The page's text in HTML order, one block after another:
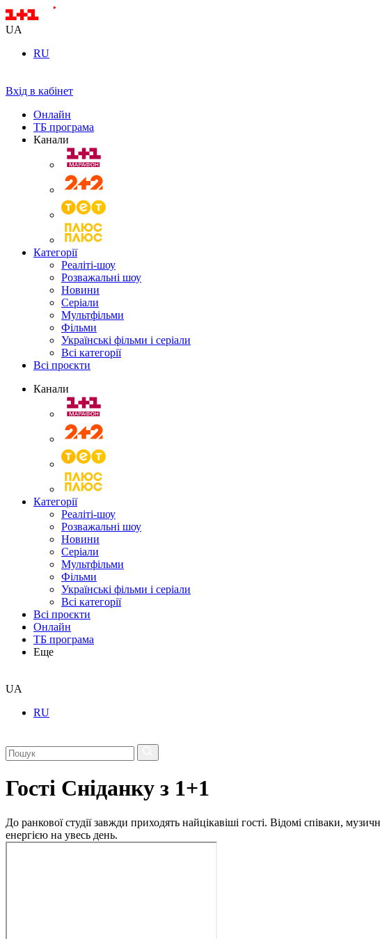
UA
RU
Вхід в кабінет
Онлайн
ТБ програма
Канали
Категорії
Реаліті-шоу
Розважальні шоу
Новини
Серіали
Мультфільми
Фільми
Українські фільми і серіали
Всі категорії
Всі проєкти
Канали
Категорії
Реаліті-шоу
Розважальні шоу
Новини
Серіали
Мультфільми
Фільми
Українські фільми і серіали
Всі категорії
Всі проєкти
Онлайн
ТБ програма
Еще
UA
RU
Гості Сніданку з 1+1
До ранкової студії завжди приходять найцікавіші гості. Відомі співаки,
енергією на увесь день.